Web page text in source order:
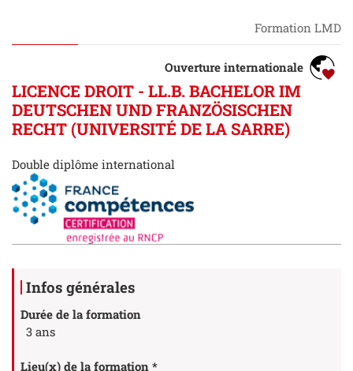
Formation LMD
Ouverture internationale
LICENCE DROIT - LL.B. BACHELOR IM
DEUTSCHEN UND FRANZÖSISCHEN
RECHT (UNIVERSITÉ DE LA SARRE)
Double diplôme international
Infos générales
Durée de la formation
3 ans
Lieu(x) de la formation *